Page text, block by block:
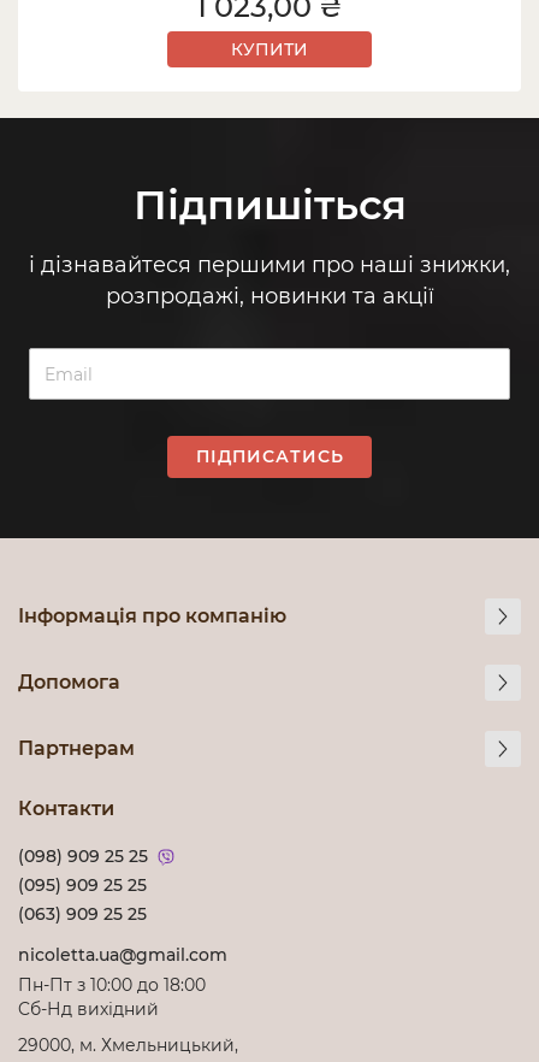
КУПИТИ
Підпишіться
і дізнавайтеся першими про наші знижки,
розпродажі, новинки та акції
ПІДПИСАТИСЬ
Інформація про компанію
Допомога
Партнерам
Контакти
(098) 909 25 25
(095) 909 25 25
(063) 909 25 25
nicoletta.ua@gmail.com
Пн-Пт з 10:00 до 18:00
Cб-Нд вихідний
29000, м. Хмельницький,